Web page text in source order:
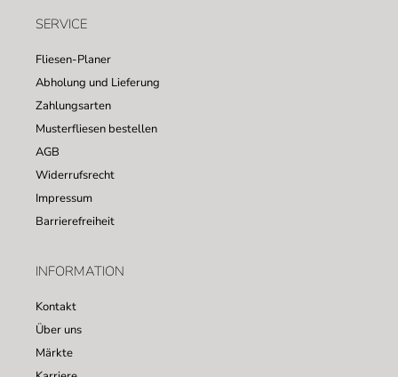
SERVICE
Fliesen-Planer
Abholung und Lieferung
Zahlungsarten
Musterfliesen bestellen
AGB
Widerrufsrecht
Impressum
Barrierefreiheit
INFORMATION
Kontakt
Über uns
Märkte